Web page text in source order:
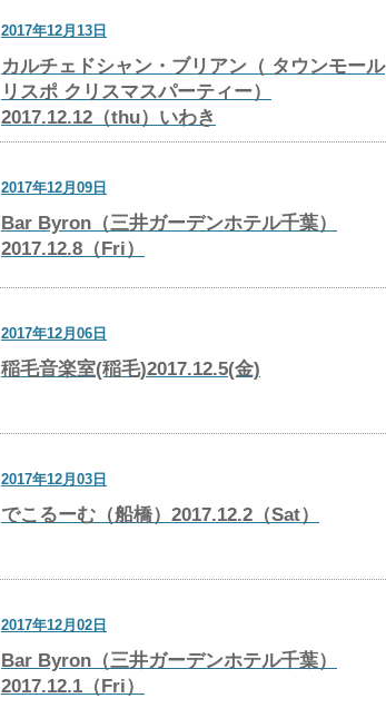
2017年12月13日
カルチェドシャン・ブリアン（​ タウンモール
リスポ クリスマスパーティー）
2017.12.12（thu）いわき
2017年12月09日
Bar Byron（三井ガーデンホテル千葉）
2017.12.8（Fri）
2017年12月06日
稲毛音楽室(稲毛)2017.12.5(金)
2017年12月03日
でこるーむ（船橋）2017.12.2（Sat）
2017年12月02日
Bar Byron（三井ガーデンホテル千葉）
2017.12.1（Fri）